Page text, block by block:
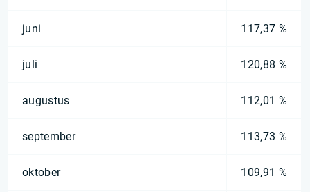
juni 117,37 %
juli 120,88 %
augustus 112,01 %
september 113,73 %
oktober 109,91 %